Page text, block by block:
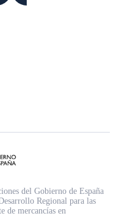
del Gobierno de España
Regional para las
de mercancías en